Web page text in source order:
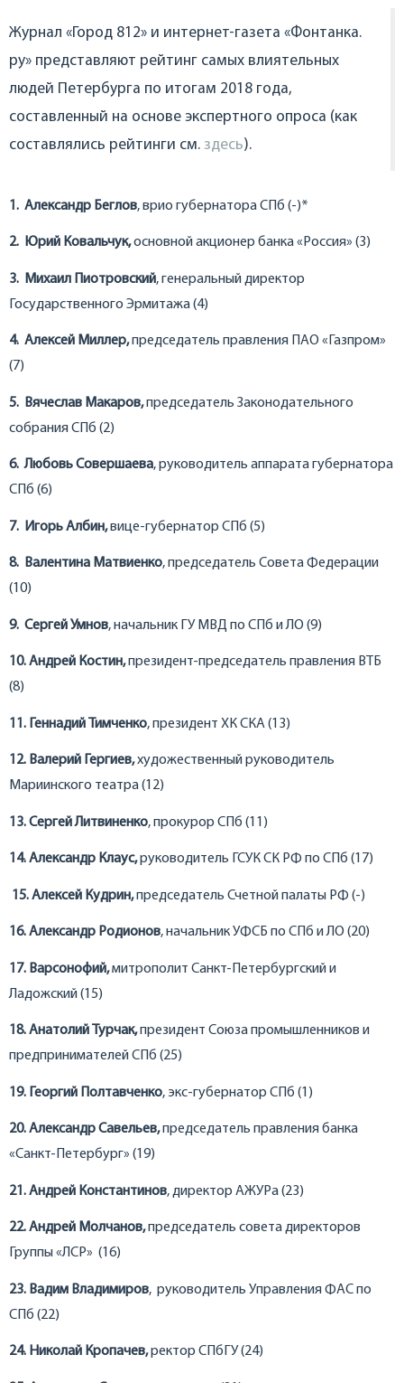
Журнал «Город 812» и интернет-газета «Фонтанка.
ру» представляют рейтинг самых влиятельных
людей Петербурга по итогам 2018 года,
составленный на основе экспертного опроса (как
составлялись рейтинги см. здесь).
1. Александр Беглов, врио губернатора СПб (-)*
2. Юрий Ковальчук,основной акционер банка «Россия» (3)
3. Михаил Пиотровский, генеральный директор
Государственного Эрмитажа (4)
4. Алексей Миллер,председатель правления ПАО «Газпром»
(7)
5. Вячеслав Макаров,председатель Законодательного
собрания СПб (2)
6. Любовь Совершаева, руководитель аппарата губернатора
СПб (6)
7. Игорь Албин,вице-губернатор СПб (5)
8. Валентина Матвиенко, председатель Совета Федерации
(10)
9. Сергей Умнов, начальник ГУ МВД по СПб и ЛО (9)
10. Андрей Костин,президент-председатель правления ВТБ
(8)
11. Геннадий Тимченко, президент ХК СКА (13)
12. Валерий Гергиев,художественный руководитель
Мариинского театра (12)
13. Сергей Литвиненко, прокурор СПб (11)
14. Александр Клаус,руководитель ГСУК СК РФ по СПб (17)
15. Алексей Кудрин,председатель Счетной палаты РФ (-)
16. Александр Родионов, начальник УФСБ по СПб и ЛО (20)
17. Варсонофий,митрополит Санкт-Петербургский и
Ладожский (15)
18. Анатолий Турчак,президент Союза промышленников и
предпринимателей СПб (25)
19. Георгий Полтавченко, экс-губернатор СПб (1)
20. Александр Савельев,председатель правления банка
«Санкт-Петербург» (19)
21. Андрей Константинов, директор АЖУРа (23)
22. Андрей Молчанов,председатель совета директоров
Группы «ЛСР» (16)
23. Вадим Владимиров, руководитель Управления ФАС по
СПб (22)
24. Николай Кропачев,ректор СПбГУ (24)